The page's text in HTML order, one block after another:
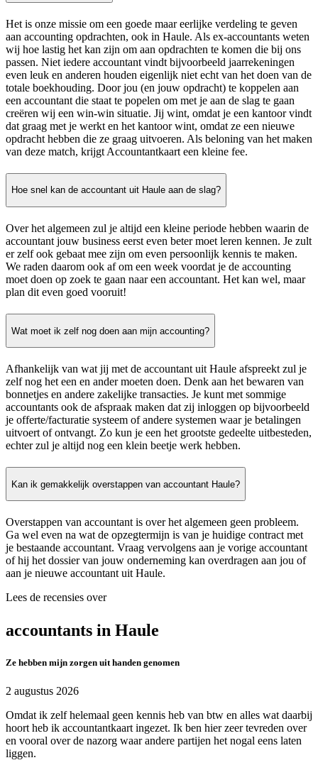
Het is onze missie om een goede maar eerlijke verdeling te geven
aan accounting opdrachten, ook in Haule. Als ex-accountants weten
wij hoe lastig het kan zijn om aan opdrachten te komen die bij ons
passen. Niet iedere accountant vindt bijvoorbeeld jaarrekeningen
even leuk en anderen houden eigenlijk niet echt van het doen van de
totale boekhouding. Door jou (en jouw opdracht) te koppelen aan
een accountant die staat te popelen om met je aan de slag te gaan
creëren wij een win-win situatie. Jij wint, omdat je een kantoor vindt
dat graag met je werkt en het kantoor wint, omdat ze een nieuwe
opdracht hebben die ze graag uitvoeren. Als beloning van het maken
van deze match, krijgt Accountantkaart een kleine fee.
Hoe snel kan de accountant uit Haule aan de slag?
Over het algemeen zul je altijd een kleine periode hebben waarin de
accountant jouw business eerst even beter moet leren kennen. Je zult
er zelf ook gebaat mee zijn om even persoonlijk kennis te maken.
We raden daarom ook af om een week voordat je de accounting
moet doen op zoek te gaan naar een accountant. Het kan wel, maar
plan dit even goed vooruit!
Wat moet ik zelf nog doen aan mijn accounting?
Afhankelijk van wat jij met de accountant uit Haule afspreekt zul je
zelf nog het een en ander moeten doen. Denk aan het bewaren van
bonnetjes en andere zakelijke transacties. Je kunt met sommige
accountants ook de afspraak maken dat zij inloggen op bijvoorbeeld
je offerte/facturatie systeem of andere systemen waar je betalingen
uitvoert of ontvangt. Zo kun je een het grootste gedeelte uitbesteden,
echter zul je altijd nog een klein beetje werk hebben.
Kan ik gemakkelijk overstappen van accountant Haule?
Overstappen van accountant is over het algemeen geen probleem.
Ga wel even na wat de opzegtermijn is van je huidige contract met
je bestaande accountant. Vraag vervolgens aan je vorige accountant
of hij het dossier van jouw onderneming kan overdragen aan jou of
aan je nieuwe accountant uit Haule.
Lees de recensies over
accountants in Haule
Ze hebben mijn zorgen uit handen genomen
2 augustus 2026
Omdat ik zelf helemaal geen kennis heb van btw en alles wat daarbij
hoort heb ik accountantkaart ingezet. Ik ben hier zeer tevreden over
en vooral over de nazorg waar andere partijen het nogal eens laten
liggen.